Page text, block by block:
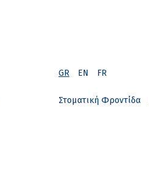
GR EN FR
Στοματική Φροντίδα